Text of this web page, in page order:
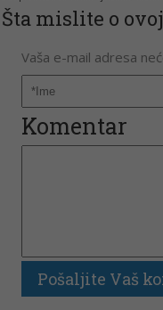
Šta mislite o
Vaša e-mail adresa
Komentar